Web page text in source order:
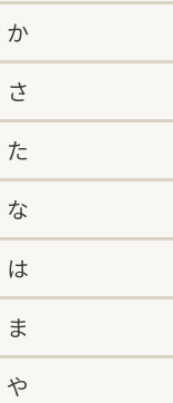
か
さ
た
な
は
ま
や